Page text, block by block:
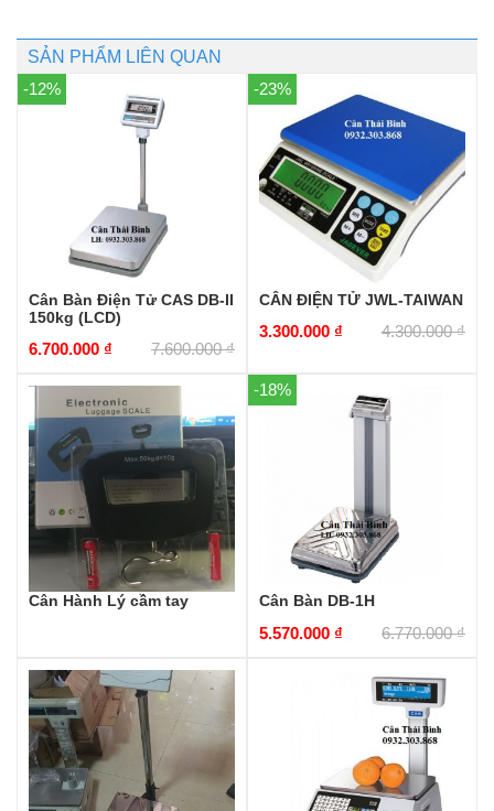
SẢN PHẨM LIÊN QUAN
-12%
Cân Bàn Điện Tử CAS DB-II
150kg (LCD)
7.600.000₫
6.700.000 ₫
-23%
CÂN ĐIỆN TỬ JWL-TAIWAN
4.300.000₫
3.300.000 ₫
Cân Hành Lý cầm tay
-18%
Cân Bàn DB-1H
6.770.000₫
5.570.000 ₫